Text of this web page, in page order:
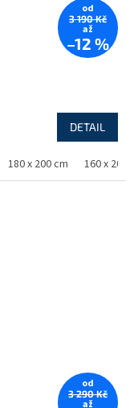
od
3 190 Kč
až
–12 %
DETAIL
180 x 200 cm 160 x 200
od
3 290 Kč
až